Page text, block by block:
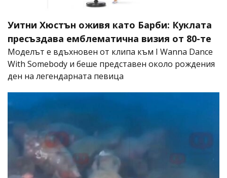
Уитни Хюстън оживя като Барби: Куклата
пресъздава емблематична визия от 80-те
Моделът е вдъхновен от клипа към I Wanna Dance
With Somebody и беше представен около рождения
ден на легендарната певица